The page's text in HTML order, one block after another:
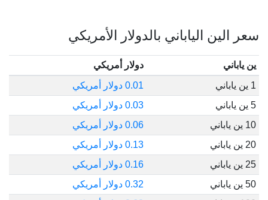
سعر الين الياباني بالدولار الأمريكي
ين ياباني
دولار أمريكي
1 ين ياباني
0.01 دولار أمريكي
5 ين ياباني
0.03 دولار أمريكي
10 ين ياباني
0.06 دولار أمريكي
20 ين ياباني
0.13 دولار أمريكي
25 ين ياباني
0.16 دولار أمريكي
50 ين ياباني
0.32 دولار أمريكي